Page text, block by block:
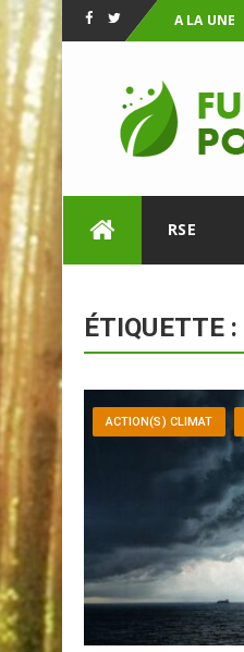
FacebookTwitter A LA UNE
RSE
ÉTIQUETTE :
ACTION(S) CLIMAT